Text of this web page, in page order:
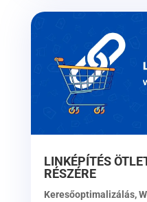
LINKÉPÍTÉS
RÉSZÉRE
Keresőoptimalizálás,